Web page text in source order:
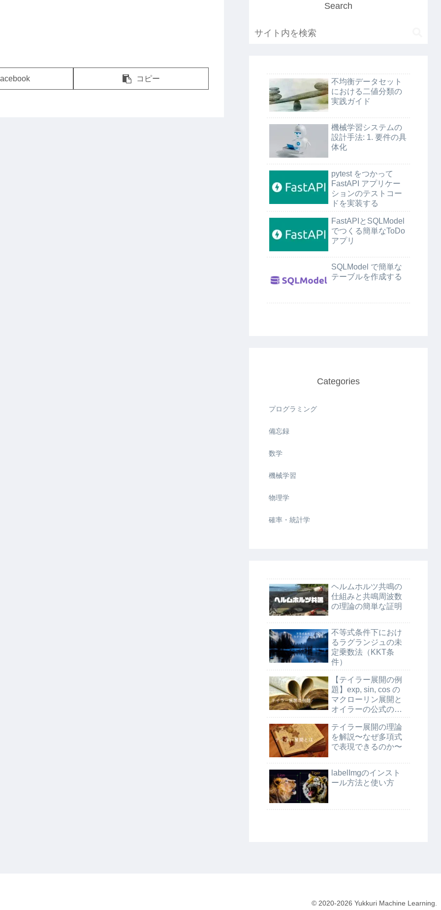
コピー
Search
不均衡データセット
における二値分類の
実践ガイド
機械学習システムの
設計手法: 1. 要件の具
体化
pytest をつかって
FastAPI アプリケー
ションのテストコー
ドを実装する
FastAPIとSQLModel
でつくる簡単なToDo
アプリ
SQLModel で簡単な
テーブルを作成する
Categories
プログラミング
備忘録
数学
機械学習
物理学
確率・統計学
ヘルムホルツ共鳴の
仕組みと共鳴周波数
の理論の簡単な証明
不等式条件下におけ
るラグランジュの未
定乗数法（KKT条
件）
【テイラー展開の例
題】exp, sin, cos の
マクローリン展開と
オイラーの公式の証
テイラー展開の理論
を解説〜なぜ多項式
で表現できるのか〜
labelImgのインスト
ール方法と使い方
© 2020-2026 Yukkuri Machine Learning.